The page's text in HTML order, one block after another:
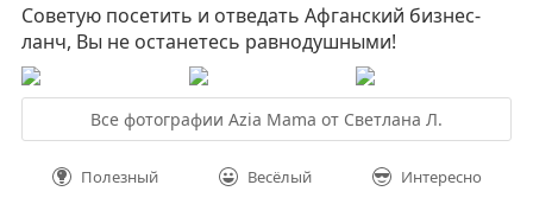
Советую посетить и отведать Афганский бизнес-
ланч, Вы не останетесь равнодушными!
Все фотографии Azia Mama от Светлана Л.
Полезный Весёлый Интересно